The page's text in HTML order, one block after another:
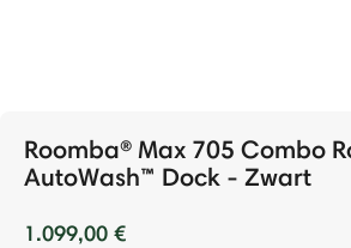
Roomba® Max 705 Combo
AutoWash™ Dock - Zwart
1.099,00 €